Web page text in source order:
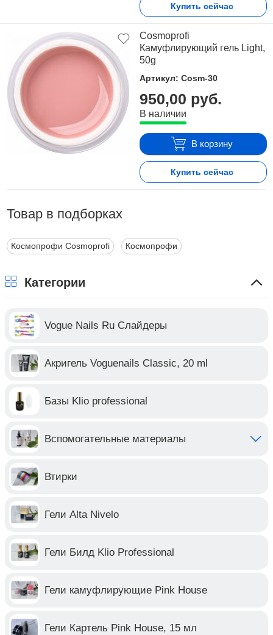
Купить сейчас
Cosmoprofi
Камуфлирующий гель Light,
50g
Артикул: Cosm-30
950,00 руб.
В наличии
В корзину
Купить сейчас
Товар в подборках
Космопрофи Cosmoprofi Космопрофи
Категории
Vogue Nails Ru Слайдеры
Акригель Voguenails Classic, 20 ml
Базы Klio professional
Вспомогательные материалы
Втирки
Гели Alta Nivelo
Гели Билд Klio Professional
Гели камуфлирующие Pink House
Гели Картель Pink House, 15 мл